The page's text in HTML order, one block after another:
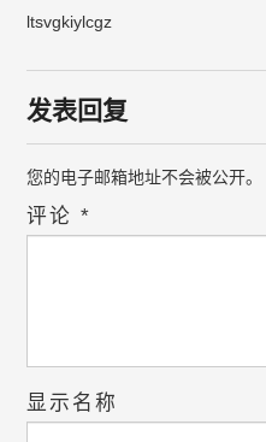
ltsvgkiylcgz
发表回复
您的电子邮箱地址不会被公开。
评论*
显示名称